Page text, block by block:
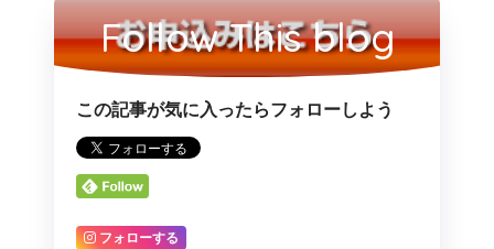
Follow This blog
この記事が気に入ったらフォローしよう
フォローする